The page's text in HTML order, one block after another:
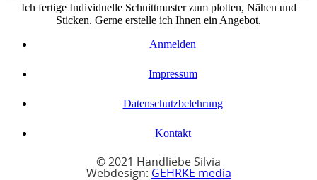
Ich fertige Individuelle Schnittmuster zum plotten, Nähen und
Sticken. Gerne erstelle ich Ihnen ein Angebot.
Anmelden
Impressum
Datenschutzbelehrung
Kontakt
© 2021 Handliebe Silvia
Webdesign: GEHRKE media